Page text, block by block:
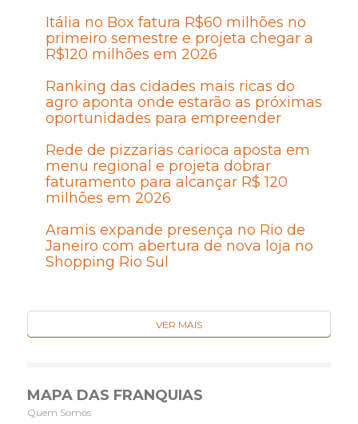
Itália no Box fatura R$60 milhões no
primeiro semestre e projeta chegar a
R$120 milhões em 2026
Ranking das cidades mais ricas do
agro aponta onde estarão as próximas
oportunidades para empreender
Rede de pizzarias carioca aposta em
menu regional e projeta dobrar
faturamento para alcançar R$ 120
milhões em 2026
Aramis expande presença no Rio de
Janeiro com abertura de nova loja no
Shopping Rio Sul
VER MAIS
MAPA DAS FRANQUIAS
Quem Somos